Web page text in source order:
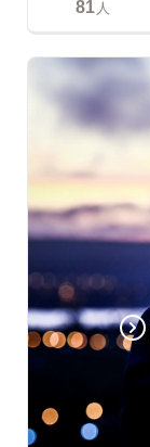
81人